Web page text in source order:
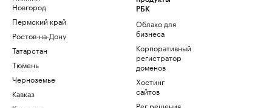
Новгород
Пермский край
Ростов-на-Дону
Татарстан
Тюмень
Черноземье
Кавказ
РБК
Облако для
бизнеса
Корпоративный
регистратор
доменов
Хостинг
сайтов
Рег.решения